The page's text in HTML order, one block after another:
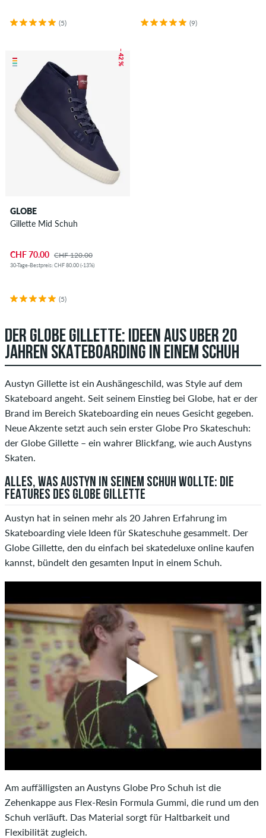
(5) (9)
– 42 %
GLOBE
Gillette Mid Schuh
CHF 70.00 CHF 120.00
30-Tage-Bestpreis: CHF 80.00 (-13%)
(5)
DER GLOBE GILLETTE: IDEEN AUS ÜBER 20
JAHREN SKATEBOARDING IN EINEM SCHUH
Austyn Gillette ist ein Aushängeschild, was Style auf dem
Skateboard angeht. Seit seinem Einstieg bei Globe, hat er der
Brand im Bereich Skateboarding ein neues Gesicht gegeben.
Neue Akzente setzt auch sein erster Globe Pro Skateschuh:
der Globe Gillette – ein wahrer Blickfang, wie auch Austyns
Skaten.
ALLES, WAS AUSTYN IN SEINEM SCHUH WOLLTE: DIE
FEATURES DES GLOBE GILLETTE
Austyn hat in seinen mehr als 20 Jahren Erfahrung im
Skateboarding viele Ideen für Skateschuhe gesammelt. Der
Globe Gillette, den du einfach bei skatedeluxe online kaufen
kannst, bündelt den gesamten Input in einem Schuh.
Am auffälligsten an Austyns Globe Pro Schuh ist die
Zehenkappe aus Flex-Resin Formula Gummi, die rund um den
Schuh verläuft. Das Material sorgt für Haltbarkeit und
Flexibilität zugleich.